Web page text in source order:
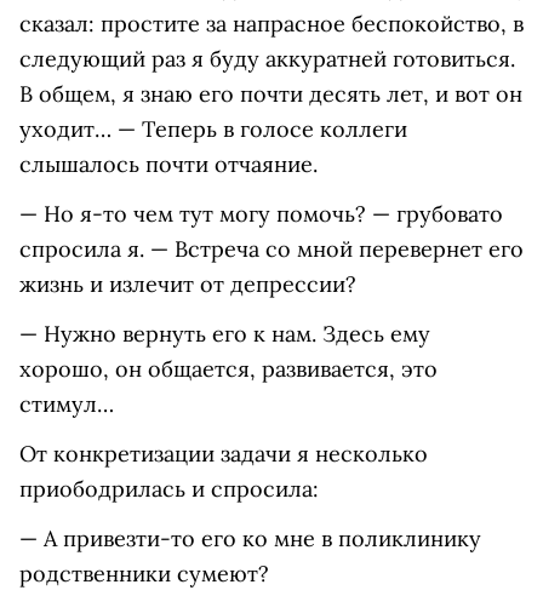
сказал: простите за напрасное беспокойство, в
следующий раз я буду аккуратней готовиться.
В общем, я знаю его почти десять лет, и вот он
уходит… — Теперь в голосе коллеги
слышалось почти отчаяние.
— Но я-то чем тут могу помочь? — грубовато
спросила я. — Встреча со мной перевернет его
жизнь и излечит от депрессии?
— Нужно вернуть его к нам. Здесь ему
хорошо, он общается, развивается, это
стимул…
От конкретизации задачи я несколько
приободрилась и спросила:
— А привезти-то его ко мне в поликлинику
родственники сумеют?